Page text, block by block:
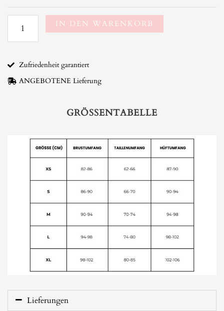
Stil
Menge
IN DEN WARENKORB
Zufriedenheit garantiert
ANGEBOTENE Lieferung
GRÖSSENTABELLE
Lieferungen